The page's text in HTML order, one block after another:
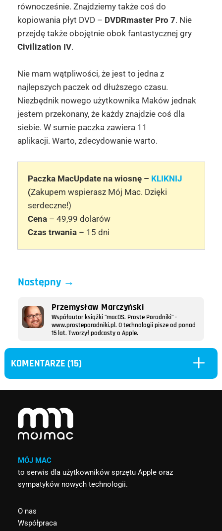
równocześnie. Znajdziemy także coś do
kopiowania płyt DVD – DVDRmaster Pro 7. Nie
przejdę także obojętnie obok fantastycznej gry
Civilization IV.
Nie mam wątpliwości, że jest to jedna z
najlepszych paczek od dłuższego czasu.
Niezbędnik nowego użytkownika Maków jednak
jestem przekonany, że każdy znajdzie coś dla
siebie. W sumie paczka zawiera 11
aplikacji. Warto, zdecydowanie warto.
Paczka MacUpdate na wiosnę – KLIKNIJ
(Zakupem wspierasz Mój Mac. Dzięki
serdeczne!)
Cena– 49,99 dolarów
Czas trwania– 15 dni
Następny→
Przemysław Marczyński
Współautor książki "macOS. Proste Poradniki" -
www.prosteporadniki.pl. O technologii pisze od ponad
15 lat. Tworzył podcasty o Apple.
KOMENTARZE (15) L
MÓJ MAC
to serwis dla użytkowników sprzętu Apple oraz
sympatyków nowych technologii.
O nas
Współpraca